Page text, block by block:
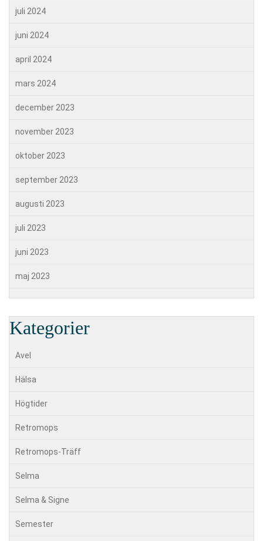
juli 2024
juni 2024
april 2024
mars 2024
december 2023
november 2023
oktober 2023
september 2023
augusti 2023
juli 2023
juni 2023
maj 2023
Kategorier
Avel
Hälsa
Högtider
Retromops
Retromops-Träff
Selma
Selma & Signe
Semester